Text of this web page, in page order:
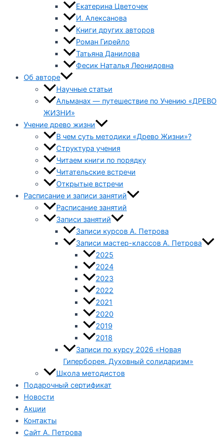
Екатерина Цветочек
И. Алексанова
Книги других авторов
Роман Гирейло
Татьяна Данилова
Фесик Наталья Леонидовна
Об авторе
Научные статьи
Альманах — путешествие по Учению «ДРЕВО
ЖИЗНИ»
Учение древо жизни
В чем суть методики «Древо Жизни»?
Структура учения
Читаем книги по порядку
Читательские встречи
Открытые встречи
Расписание и записи занятий
Расписание занятий
Записи занятий
Записи курсов А. Петрова
Записи мастер-классов А. Петрова
2025
2024
2023
2022
2021
2020
2019
2018
Записи по курсу 2026 «Новая
Гиперборея. Духовный солидаризм»
Школа методистов
Подарочный сертификат
Новости
Акции
Контакты
Сайт А. Петрова